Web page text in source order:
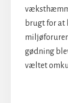
brugt for at
gødning
væltet